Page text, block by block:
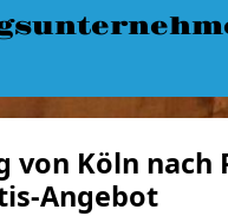
von Köln nach
Angebot